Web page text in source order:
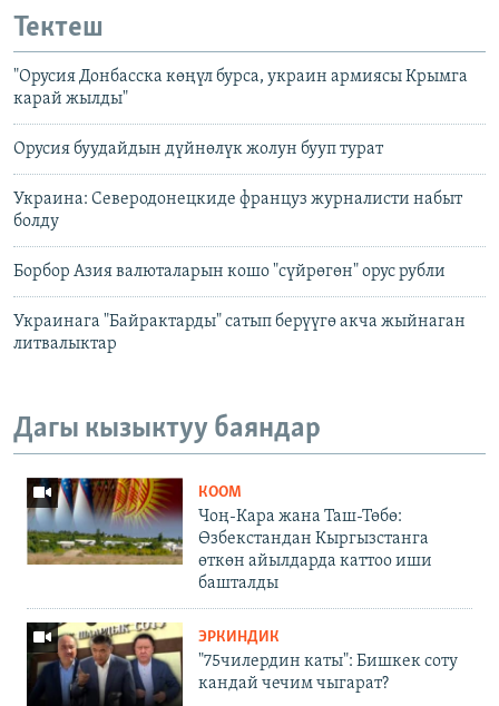
Тектеш
"Орусия Донбасска көңүл бурса, украин армиясы Крымга
карай жылды"
Орусия буудайдын дүйнөлүк жолун бууп турат
Украина: Северодонецкиде француз журналисти набыт
болду
Борбор Азия валюталарын кошо "сүйрөгөн" орус рубли
Украинага "Байрактарды" сатып берүүгө акча жыйнаган
литвалыктар
Дагы кызыктуу баяндар
КООМ
Чоң-Кара жана Таш-Төбө:
Өзбекстандан Кыргызстанга
өткөн айылдарда каттоо иши
башталды
ЭРКИНДИК
"75чилердин каты": Бишкек соту
кандай чечим чыгарат?